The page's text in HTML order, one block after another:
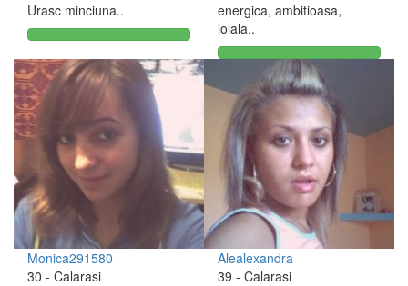
Urasc minciuna..
energica, ambitioasa,
loiala..
Monica291580
30 - Calarasi
Alealexandra
39 - Calarasi